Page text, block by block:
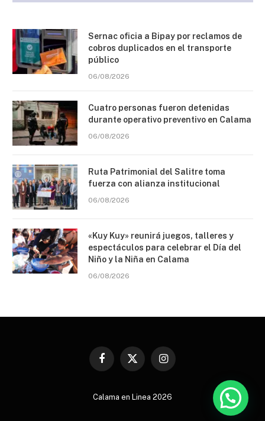
Sernac oficia a Bipay por reclamos de
cobros duplicados en el transporte
público
06/08/2026
Cuatro personas fueron detenidas
durante operativo preventivo en Calama
06/08/2026
Ruta Patrimonial del Salitre toma
fuerza con alianza institucional
06/08/2026
«Kuy Kuy» reunirá juegos, talleres y
espectáculos para celebrar el Día del
Niño y la Niña en Calama
06/08/2026
Facebook
X
Instagram
Calama en Linea 2026
Hola! puedes hacer tus denuncias aquí